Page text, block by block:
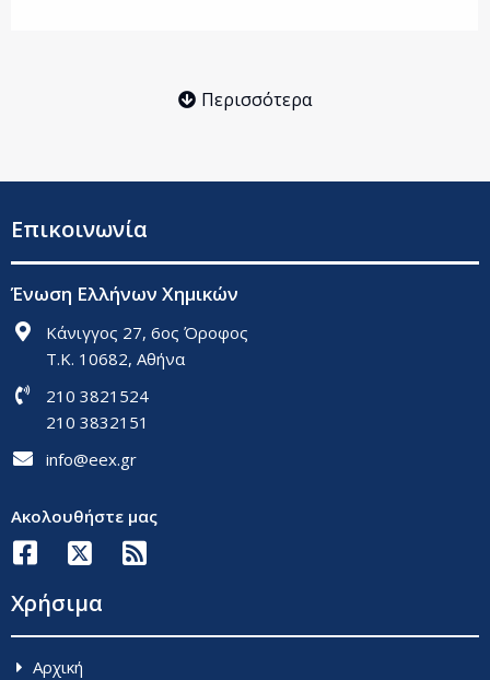
Περισσότερα
Επικοινωνία
Ένωση Ελλήνων Χημικών
Κάνιγγος 27, 6ος Όροφος
Τ.Κ. 10682, Αθήνα
210 3821524
210 3832151
info@eex.gr
Ακολουθήστε μας
Χρήσιμα
Aρχική